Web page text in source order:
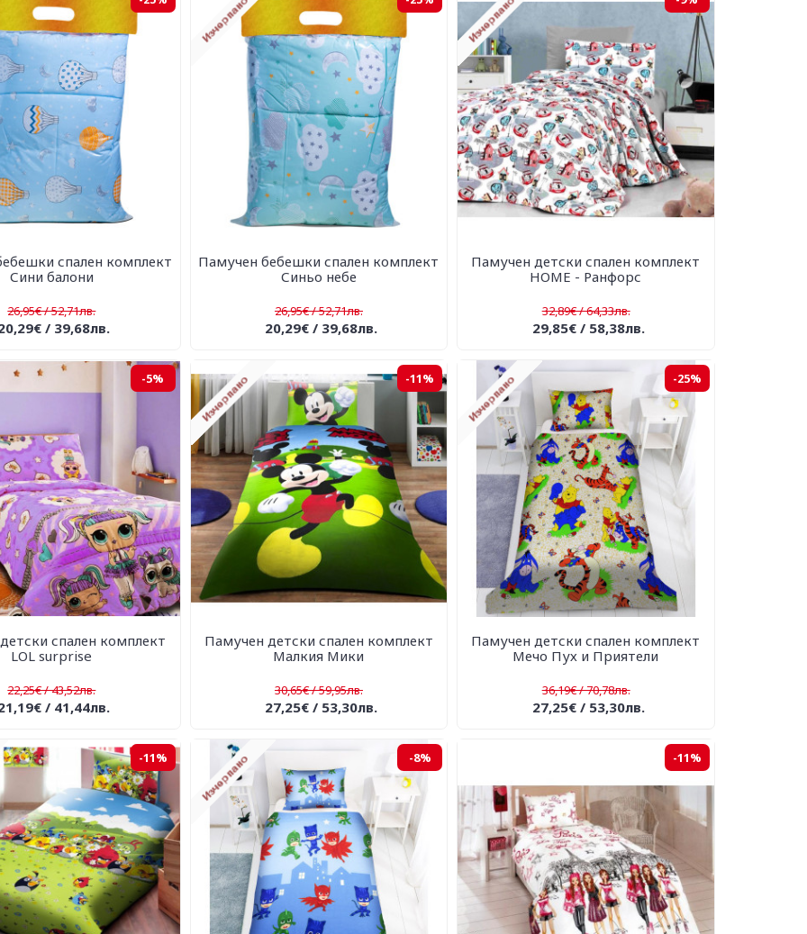
спален комплект
Сини балони
26,95€ / 52,71лв.
/ 39,68лв.
Памучен бебешки спален комплект
Синьо небе
26,95€ / 52,71лв.
20,29€ / 39,68лв.
Памучен детски спален комплект
HOME - Ранфорс
32,89€ / 64,33лв.
29,85€ / 58,38лв.
-5%
спален комплект
LOL surprise
22,25€ / 43,52лв.
/ 41,44лв.
-11%
Памучен детски спален комплект
Малкия Мики
30,65€ / 59,95лв.
27,25€ / 53,30лв.
-25%
Памучен детски спален комплект
Мечо Пух и Приятели
36,19€ / 70,78лв.
27,25€ / 53,30лв.
-11% -8% -11%